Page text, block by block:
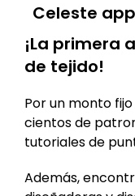
Celeste
¡La primera
de tejido!
Por un monto
cientos de
tutoriales de
Además,